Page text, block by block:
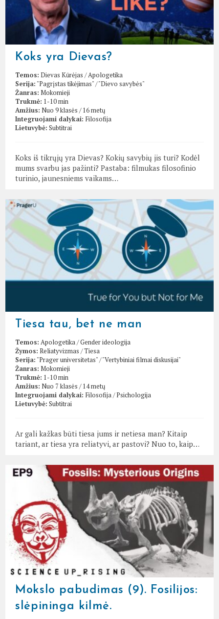
Koks yra Dievas?
Temos: Dievas Kūrėjas /Apologetika
Serija: "Pagrįstas tikėjimas"/"Dievo savybės"
Žanras: Mokomieji
Trukmė: 1-10 min
Amžius: Nuo 9 klasės / 16 metų
Integruojami dalykai: Filosofija
Lietuvybė: Subtitrai
Koks iš tikrųjų yra Dievas? Kokių savybių jis turi? Kodėl
mums svarbu jas pažinti? Pastaba: filmukas filosofinio
turinio, jaunesniems vaikams…
Tiesa tau, bet ne man
Temos: Apologetika/Gender ideologija
Žymos: Reliatyvizmas /Tiesa
Serija: "Prager universitetas"/"Vertybiniai filmai diskusijai"
Žanras: Mokomieji
Trukmė: 1-10 min
Amžius: Nuo 7 klasės / 14 metų
Integruojami dalykai: Filosofija/Psichologija
Lietuvybė: Subtitrai
Ar gali kažkas būti tiesa jums ir netiesa man? Kitaip
tariant, ar tiesa yra reliatyvi, ar pastovi? Nuo to, kaip…
Mokslo pabudimas (9). Fosilijos:
slėpininga kilmė.